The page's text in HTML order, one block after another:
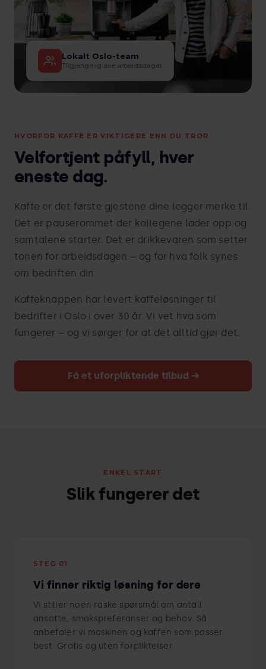
HVORFOR KAFFE ER VIKTIGERE ENN DU TROR
Velfortjent påfyll, hver
eneste dag.
Kaffe er det første gjestene dine legger merke til.
Det er pauserommet der kollegene lader opp og
samtalene starter. Det er drikkevaren som setter
tonen for arbeidsdagen – og for hva folk synes
om bedriften din.
Kaffeknappen har levert kaffeløsninger til
bedrifter i Oslo i over 30 år. Vi vet hva som
fungerer – og vi sørger for at det alltid gjør det.
Få et uforpliktende tilbud →
Lokalt Oslo-team
Tilgjengelig alle arbeidsdager
ENKEL START
Slik fungerer det
STEG 01
Vi finner riktig løsning for dere
Vi stiller noen raske spørsmål om antall
ansatte, smakspreferanser og behov. Så
anbefaler vi maskinen og kaffen som passer
best. Gratis og uten forpliktelser.